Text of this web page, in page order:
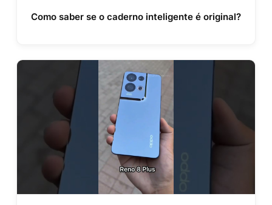
Como saber se o caderno inteligente é original?